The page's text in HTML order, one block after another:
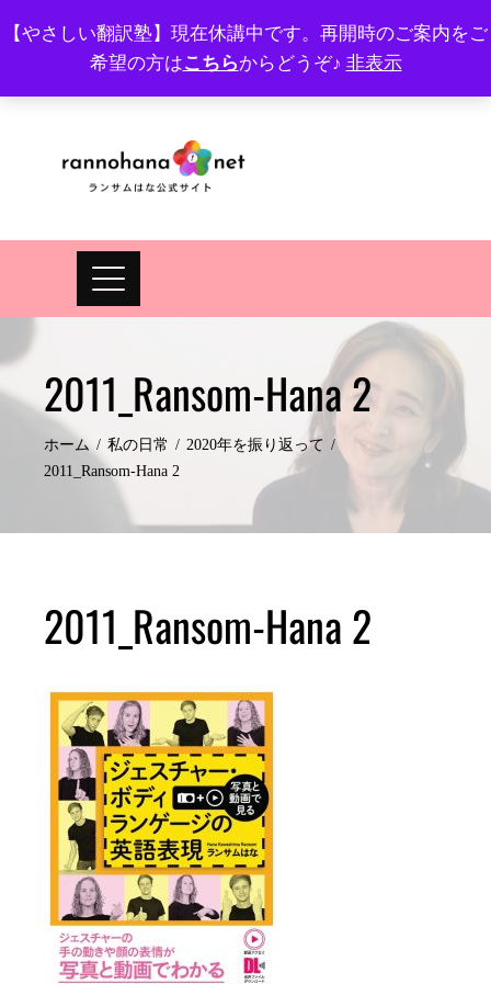
【やさしい翻訳塾】現在休講中です。再開時のご案内をご
希望の方はこちらからどうぞ♪ 非表示
プロフィール FAQ Site map JA EN
2011_Ransom-Hana 2
ホーム 私の日常
2020年を振り返って
2011_Ransom-Hana 2
2011_Ransom-Hana 2